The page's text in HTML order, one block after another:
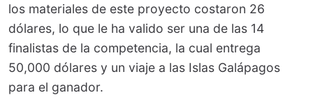
los materiales de este proyecto costaron 26
dólares, lo que le ha valido ser una de las 14
finalistas de la competencia, la cual entrega
50,000 dólares y un viaje a las Islas Galápagos
para el ganador.